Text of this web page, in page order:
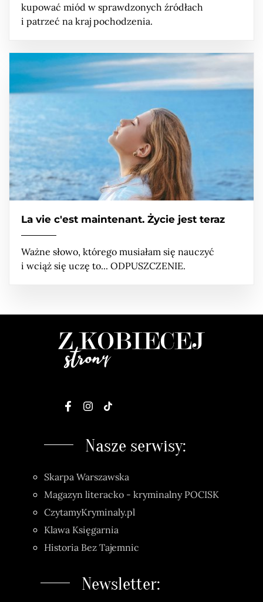
kupować miód w sprawdzonych źródłach
i patrzeć na kraj pochodzenia.
La vie c'est maintenant. Życie jest teraz
Ważne słowo, którego musiałam się nauczyć
i wciąż się uczę to... ODPUSZCZENIE.
Nasze serwisy:
Skarpa Warszawska
Magazyn literacko - kryminalny POCISK
CzytamyKryminaly.pl
Klawa Księgarnia
Historia Bez Tajemnic
Newsletter: